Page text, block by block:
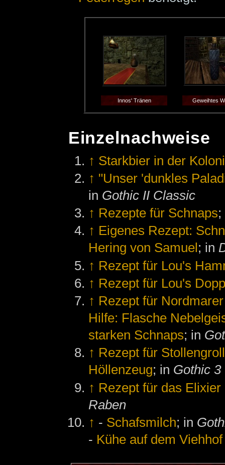
Innos' Tränen Geweihtes
Einzelnachweise
↑ Starkbier in der
↑ "Unser 'dunkles
in Gothic II Classic
↑ Rezepte für Schnaps
↑ Eigenes Rezept:
Hering von Samuel; in
↑ Rezept für Lou's
↑ Rezept für Lou's
↑ Rezept für
Hilfe: Flasche
starken Schnaps; in
↑ Rezept für
Höllenzeug; in Gothic
↑ Rezept für das
Raben
↑ - Schafsmilch; in
- Kühe auf dem